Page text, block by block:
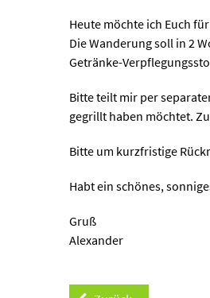
Heute möchte ich Euch
Die Wanderung soll in 2
Getränke-
Bitte teilt mir per
gegrillt haben möchtet.
Bitte um kurzfristige
Habt ein schönes,
Gruß
Alexander